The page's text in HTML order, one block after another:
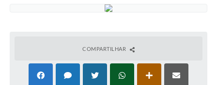
COMPARTILHAR